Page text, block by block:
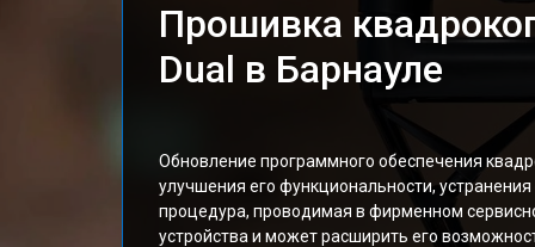
Прошивка
Dual в Барнауле
Обновление программного обеспечения
улучшения его функциональности,
процедура, проводимая в фирменном
устройства и может расширить его